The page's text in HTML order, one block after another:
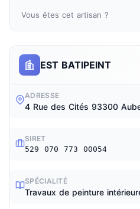
Vous êtes cet artisan ?
EST BATIPEINT
ADRESSE
4 Rue des Cités 93300
SIRET
529 070 773 00054
SPÉCIALITÉ
Travaux de peinture